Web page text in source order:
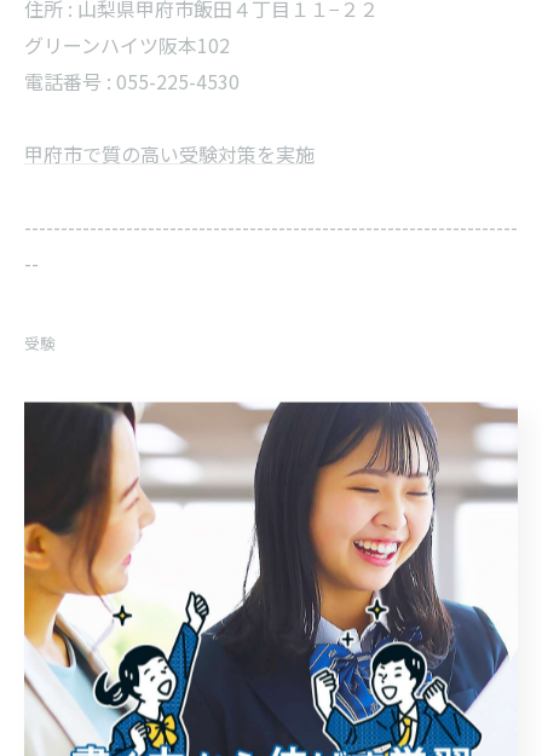
住所 : 山梨県甲府市飯田４丁目１１−２２
グリーンハイツ阪本102
電話番号 : 055-225-4530
甲府市で質の高い受験対策を実施
--------------------------------------------------------------------
--
受験
< 前のページ 一覧に戻る 次のページ >
関連タグ
#甲府市 #体験授業 #中学生
#塾
#個別指導
#自習スペース